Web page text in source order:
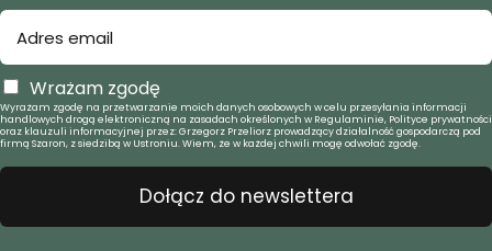
Wrażam zgodę
Wyrażam zgodę na przetwarzanie moich danych osobowych w celu przesyłania informacji
handlowych drogą elektroniczną na zasadach określonych w Regulaminie, Polityce prywatności
oraz klauzuli informacyjnej przez: Grzegorz Przeliorz prowadzący działalność gospodarczą pod
firmą Szaron, z siedzibą w Ustroniu. Wiem, że w każdej chwili mogę odwołać zgodę.
Dołącz do newslettera